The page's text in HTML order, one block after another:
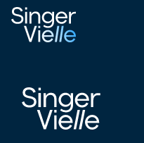
مايكل بلاكشو